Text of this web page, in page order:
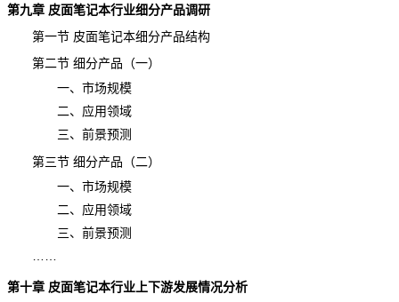
第九章 皮面笔记本行业细分产品调研
第一节 皮面笔记本细分产品结构
第二节 细分产品（一）
一、市场规模
二、应用领域
三、前景预测
第三节 细分产品（二）
一、市场规模
二、应用领域
三、前景预测
第十章 皮面笔记本行业上下游发展情况分析